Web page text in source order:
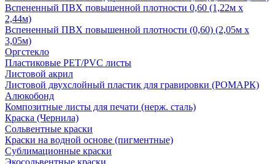
Вспененный ПВХ повышенной плотности 0,60 (1,22м х
2,44м)
Вспененный ПВХ повышенной плотности (0,60) (2,05м х
3,05м)
Оргстекло
Пластиковые PET/PVC листы
Листовой акрил
Листовой двухслойный пластик для гравировки (РОМАРК)
Алюкобонд
Композитные листы для печати (нерж. сталь)
Краска (Чернила)
Сольвентные краски
Краски на водной основе (пигментные)
Сублимационные краски
Экосольвентные краски